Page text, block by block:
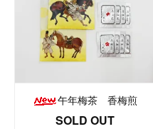
午年梅茶 香梅煎
SOLD OUT